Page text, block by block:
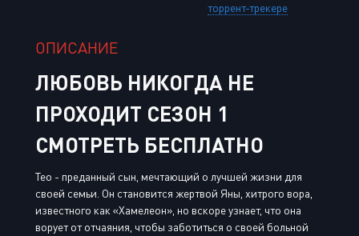
торрент-трекере
ОПИСАНИЕ
ЛЮБОВЬ НИКОГДА НЕ
ПРОХОДИТ СЕЗОН 1
СМОТРЕТЬ БЕСПЛАТНО
Тео - преданный сын, мечтающий о лучшей жизни для
своей семьи. Он становится жертвой Яны, хитрого вора,
известного как «Хамелеон», но вскоре узнает, что она
ворует от отчаяния, чтобы заботиться о своей больной